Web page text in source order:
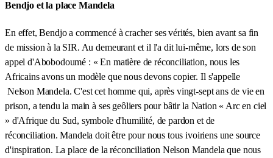
Bendjo et la place Mandela
En effet, Bendjo a commencé à cracher ses vérités, bien avant sa fin
de mission à la SIR. Au demeurant et il l'a dit lui-même, lors de son
appel d'Abobodoumé : « En matière de réconciliation, nous les
Africains avons un modèle que nous devons copier. Il s'appelle
Nelson Mandela. C'est cet homme qui, après vingt-sept ans de vie en
prison, a tendu la main à ses geôliers pour bâtir la Nation « Arc en ciel
» d'Afrique du Sud, symbole d'humilité, de pardon et de
réconciliation. Mandela doit être pour nous tous ivoiriens une source
d'inspiration. La place de la réconciliation Nelson Mandela que nous